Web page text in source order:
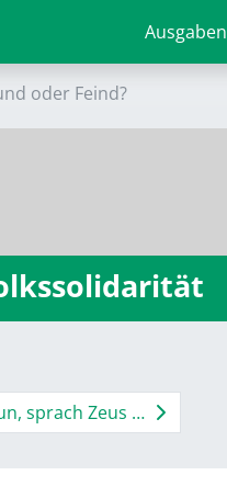
Ausgaben
oder Feind?
sprach Zeus …